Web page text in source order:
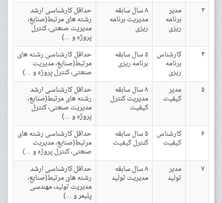
۳
مدیر
برنامه
ریزی
۸ سال سابقه
مدیریت برنامه
ریزی
حداقل کارشناسی ارشد
رشته های مرتبط(صنایع،
مدیریت صنعتی، کنترل
پروژه و …)
۴
کارشناس
برنامه
ریزی
۵ سال سابقه
برنامه ریزی
حداقل کارشناسی رشته های
مرتبط(صنایع، مدیریت
صنعتی، کنترل پروژه و …)
۵
مدیر
کیفیت
۸ سال سابقه
مدیریت کنترل
کیفیت
حداقل کارشناسی ارشد
رشته های مرتبط(صنایع،
مدیریت صنعتی، کنترل
پروژه و …)
۶
کارشناس
کیفیت
۵ سال سابقه
کنترل کیفیت
حداقل کارشناسی رشته های
مرتبط(صنایع، مدیریت
صنعتی، کنترل پروژه و …)
۷
مدیر
تولید
۸ سال سابقه
مدیریت تولید
حداقل کارشناسی ارشد
رشته های مرتبط(صنایع،
مدیریت تولید، مهندسی
پلیمر و …)